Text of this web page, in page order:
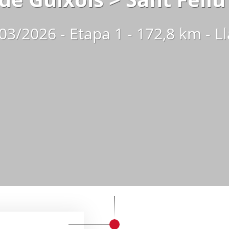
2026 - Etapa 1 - 172,8 km -